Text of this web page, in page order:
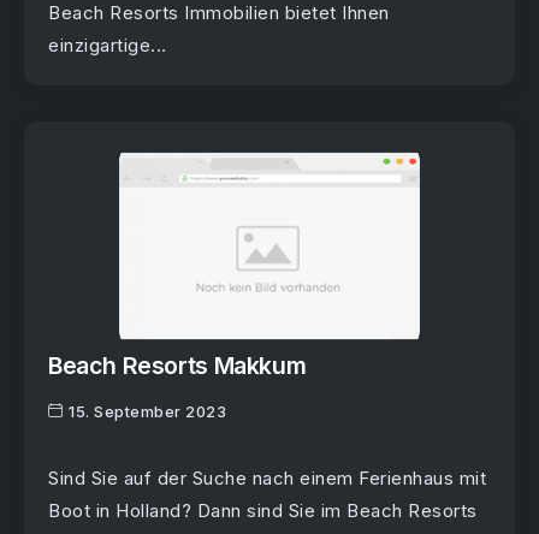
Beach Resorts Immobilien bietet Ihnen
einzigartige...
Beach Resorts Makkum
15. September 2023
Sind Sie auf der Suche nach einem Ferienhaus mit
Boot in Holland? Dann sind Sie im Beach Resorts